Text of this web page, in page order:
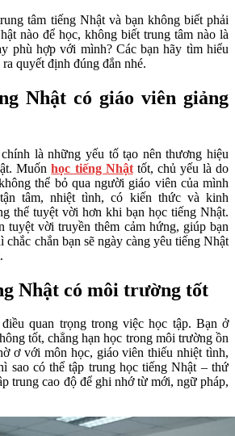
tâm tiếng Nhật và bạn không biết phải
nào để học, không biết trung tâm nào là
phù hợp với mình? Các bạn hãy tìm hiểu
quyết định đúng đắn nhé.
Nhật có giáo viên giảng
là những yếu tố tạo nên thương hiệu
Muốnhọc tiếng Nhậttốt, chủ yếu là do
thể bỏ qua người giáo viên của mình
tâm, nhiệt tình, có kiến thức và kinh
thể tuyệt vời hơn khi bạn học tiếng Nhật.
tuyệt vời truyền thêm cảm hứng, giúp bạn
chắn bạn sẽ ngày càng yêu tiếng Nhật
Nhật có môi trường tốt
quan trọng trong việc học tập. Bạn ở
tốt, chẳng hạn học trong môi trường ồn
ơ với môn học, giáo viên thiếu nhiệt tình,
sao có thể tập trung học tiếng Nhật – thứ
trung cao độ để ghi nhớ từ mới, ngữ pháp,